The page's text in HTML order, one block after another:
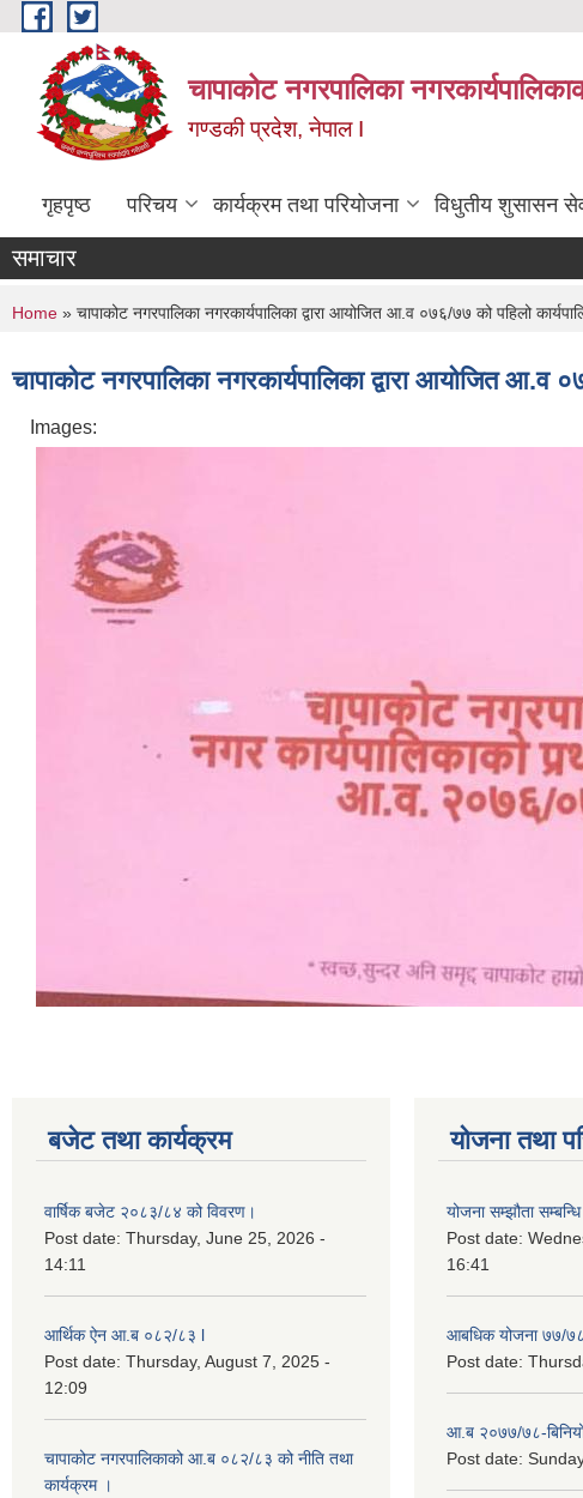
Skip to main content
चापाकोट नगरपालिका
गण्डकी प्रदेश, नेपाल I
गृहपृष्ठ परिचय कार्यक्रम तथा परियोजना विधुतीय शुसासन
समाचार
You are here
Home » चापाकोट नगरपालिका नगरकार्यपालिका द्वारा आयोजित आ.व ०७६/७७ को पहिलो
चापाकोट नगरपालिका नगरकार्यपालिका द्वारा आयोजित
Images:
बजेट तथा कार्यक्रम
वार्षिक बजेट २०८३/८४ को विवरण।
Post date: Thursday, June 25, 2026 -
14:11
आर्थिक ऐन आ.ब ०८२/८३ l
Post date: Thursday, August 7, 2025 -
12:09
चापाकोट नगरपालिकाको आ.ब ०८२/८३ को नीति तथा
कार्यक्रम ।
योजना तथा
योजना सम्झौता
Post date:
16:41
आबधिक योजना ७७/
Post date:
आ.ब २०७७/७८-
Post date: